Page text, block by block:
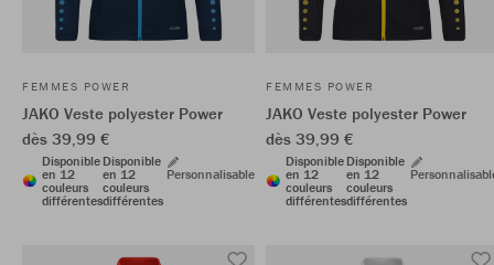
FEMMES POWER
JAKO Veste polyester Power
dès 39,99 €
Disponible
en 12
couleurs
différentes
Disponible
en 12
couleurs
différentes
Personnalisable
FEMMES POWER
JAKO Veste polyester Power
dès 39,99 €
Disponible
en 12
couleurs
différentes
Disponible
en 12
couleurs
différentes